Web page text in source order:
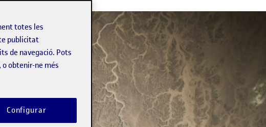
totes les
publicitat
de navegació. Pots
obtenir-ne més
Configurar